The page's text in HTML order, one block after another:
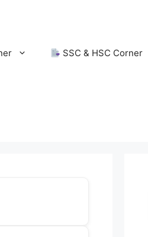
SSC & HSC Corner